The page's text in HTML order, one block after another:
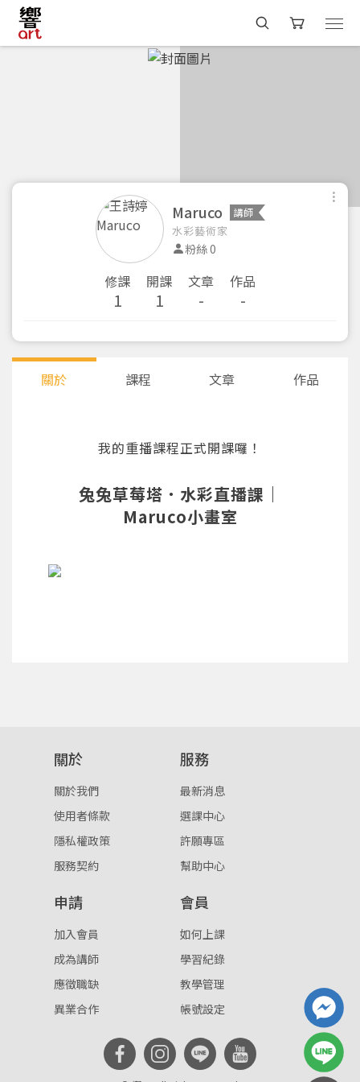
或
註冊
按下註冊即代表你同意我們的使用者條款
。
Maruco 講師
水彩藝術家
粉絲 0
修課
1
開課
1
文章
-
作品
-
關於 課程 文章 作品
我的重播課程正式開課囉！
兔兔草莓塔．水彩直播課｜
Maruco小畫室
關於
關於我們
使用者條款
隱私權政策
服務契約
服務
最新消息
選課中心
許願專區
幫助中心
申請
加入會員
成為講師
應徵職缺
異業合作
會員
如何上課
學習紀錄
教學管理
帳號設定